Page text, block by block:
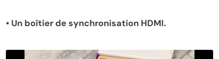
• Un boîtier de synchronisation HDMI.